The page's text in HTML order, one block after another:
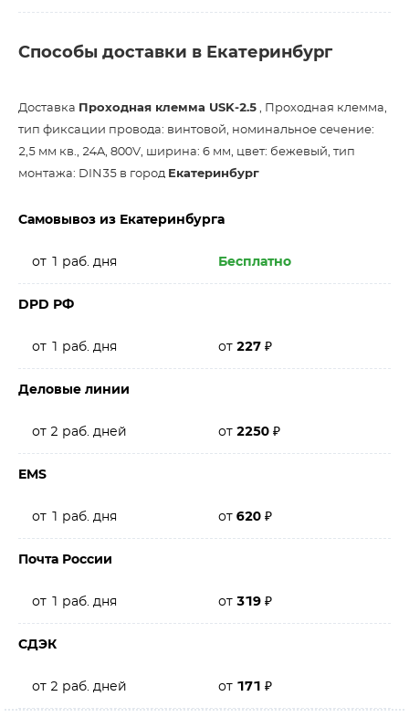
Способы доставки в Екатеринбург
Доставка Проходная клемма USK-2.5 , Проходная клемма,
тип фиксации провода: винтовой, номинальное сечение:
2,5 мм кв., 24A, 800V, ширина: 6 мм, цвет: бежевый, тип
монтажа: DIN35 в город Екатеринбург
Самовывоз из Екатеринбурга
от 1 раб. дня Бесплатно
DPD РФ
от 1 раб. дня от 227 ₽
Деловые линии
от 2 раб. дней от 2250 ₽
EMS
от 1 раб. дня от 620 ₽
Почта России
от 1 раб. дня от 319 ₽
СДЭК
от 2 раб. дней от 171 ₽